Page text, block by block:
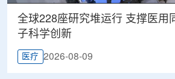
全球228座研究堆运行 支撑医用
子科学创新
医疗 2026-08-09